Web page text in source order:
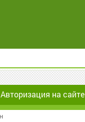
Авторизация на сайте